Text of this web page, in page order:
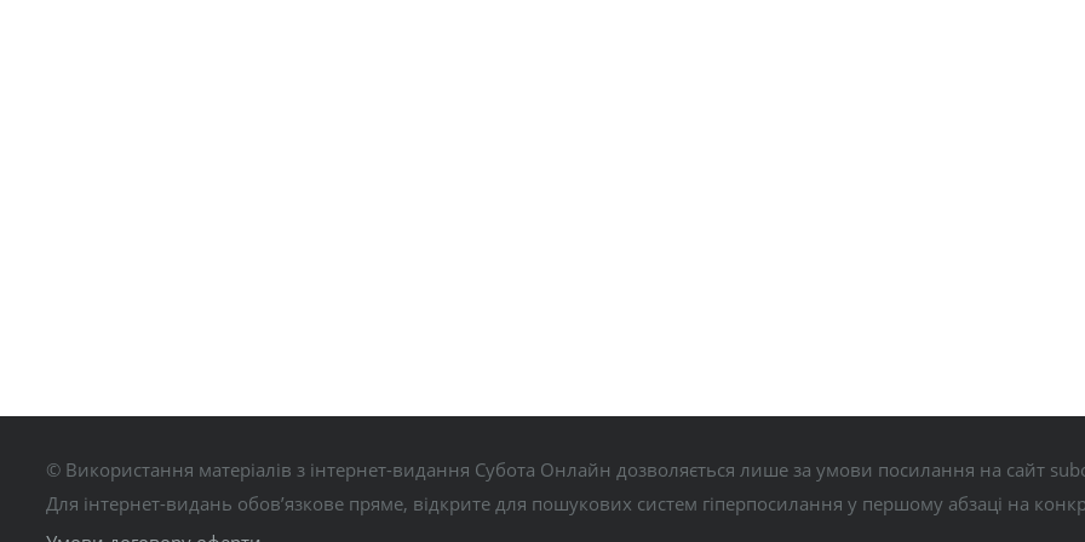
© Використання матеріалів з інтернет-видання Субота Онлайн дозволяється лише за умови посилання на сайт
Для інтернет-видань обов’язкове пряме, відкрите для пошукових систем гіперпосилання у першому абзаці на